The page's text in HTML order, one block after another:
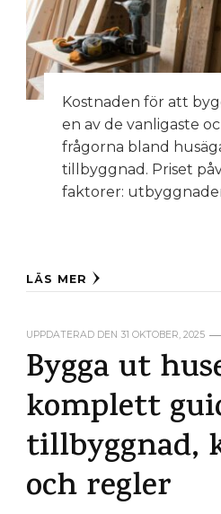
Kostnaden för att
en av de vanligaste
frågorna bland
tillbyggnad. Priset
faktorer:
LÄS MER
UPPDATERAD DEN 31 OKTOBER, 2025
Bygga ut
komplett
tillbyggnad,
och regler